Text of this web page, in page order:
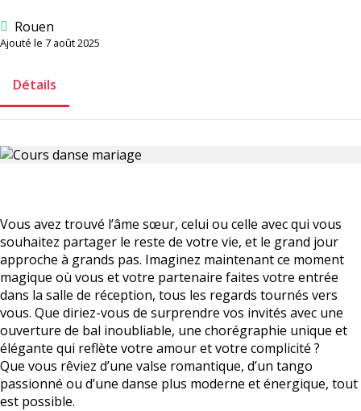
Rouen
Ajouté le 7 août 2025
Détails
Vous avez trouvé l’âme sœur, celui ou celle avec qui vous
souhaitez partager le reste de votre vie, et le grand jour
approche à grands pas. Imaginez maintenant ce moment
magique où vous et votre partenaire faites votre entrée
dans la salle de réception, tous les regards tournés vers
vous. Que diriez-vous de surprendre vos invités avec une
ouverture de bal inoubliable, une chorégraphie unique et
élégante qui reflète votre amour et votre complicité ?
Que vous rêviez d’une valse romantique, d’un tango
passionné ou d’une danse plus moderne et énergique, tout
est possible.